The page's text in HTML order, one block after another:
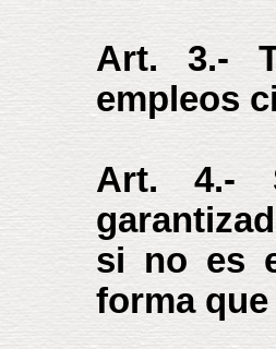
Art. 3.-
empleos
Art. 4.-
si no es
forma